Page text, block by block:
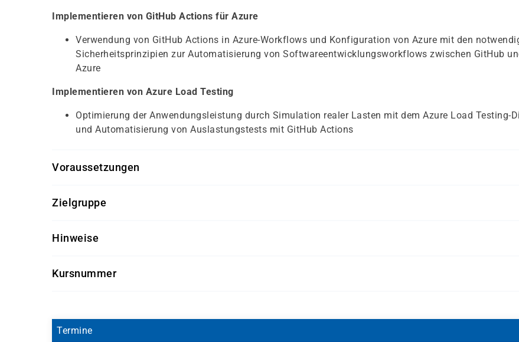
Implementieren von GitHub Actions für Azure
Verwendung von GitHub Actions in Azure-Workflows und Konfiguration von Azure mit den
Sicherheitsprinzipien zur Automatisierung von Softwareentwicklungsworkflows zwischen GitHub
Azure
Implementieren von Azure Load Testing
Optimierung der Anwendungsleistung durch Simulation realer Lasten mit dem Azure Load Testing-
und Automatisierung von Auslastungstests mit GitHub Actions
Voraussetzungen
Erfahrung mit GitHub und Verständnis für Pull Requests, Code-Merges und andere Praktiken der
Repository-Verwaltung
Zielgruppe
Softwareentwicklungsworkflows erweitern möchten, insbesondere im Kontext von GitHub Actions und
Hinweise
Kursnummer
Termine